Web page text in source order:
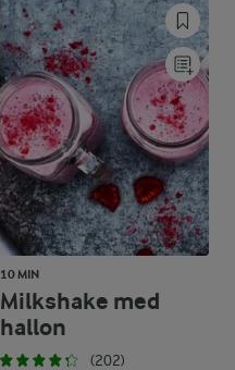
10 MIN
Milkshake med
hallon
(202)